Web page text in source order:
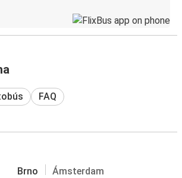
FAQ
Brno Ámsterdam